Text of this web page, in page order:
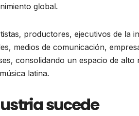
global.
productores, ejecutivos de la
medios de comunicación,
consolidando un espacio de alto
latina.
sucede